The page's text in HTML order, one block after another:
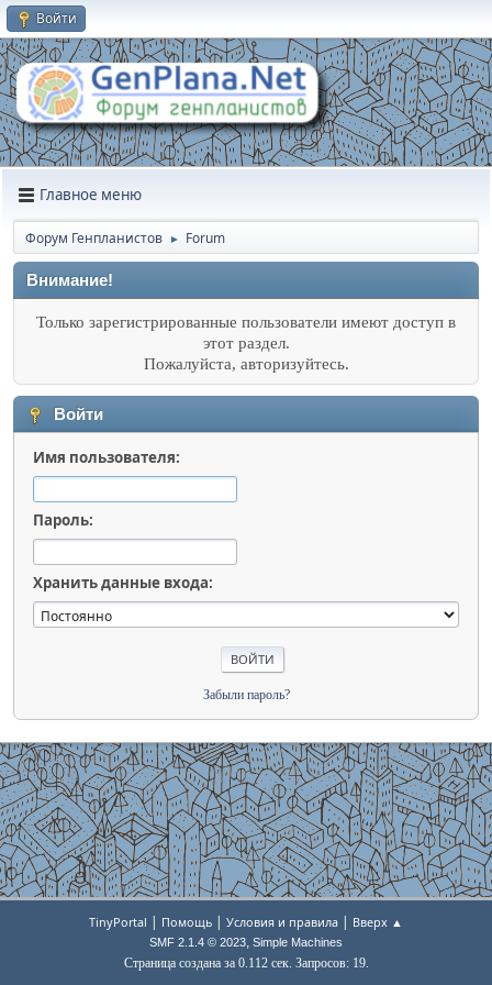
Войти
Главное меню
Форум Генпланистов ► Forum
Внимание!
Только зарегистрированные пользователи имеют доступ в
этот раздел.
Пожалуйста, авторизуйтесь.
Войти
Имя пользователя:
Пароль:
Хранить данные входа:
Забыли пароль?
TinyPortal | Помощь | Условия и правила | Вверх ▲
SMF 2.1.4 © 2023, Simple Machines
Страница создана за 0.112 сек. Запросов: 19.